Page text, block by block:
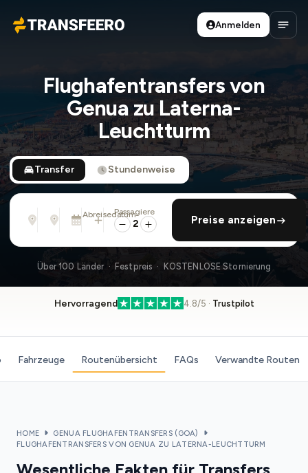
Transfeero
Anmelden
Flughafentransfers von
Genua zu Laterna-
Leuchtturm
Transfer Stundenweise
Von
Adresse, Flughafen, Hotel, ...
Nach
Adresse, Flughafen, Hotel, ...
Abreisedatum
Sa., 8. Aug. · 01:45 PM
rückfahrt hinzufügen
Passagiere
2 Preise anzeigen
Über 100 Länder · Festpreis · KOSTENLOSE Stornierung
Hervorragend 4.8/5 · Trustpilot
Fahrzeuge Routenübersicht FAQs Verwandte Routen
HOME
GENUA FLUGHAFENTRANSFERS (GOA)
FLUGHAFENTRANSFERS VON GENUA ZU LATERNA-LEUCHTTURM